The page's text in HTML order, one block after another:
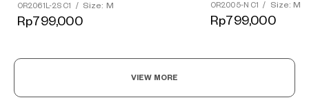
OR2061L-2S C1 / Size: M
Rp799,000
OR2005-N C1 / Size: M
Rp799,000
VIEW MORE